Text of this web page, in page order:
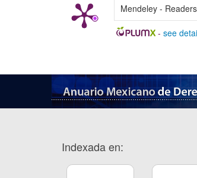
Mendeley -
- see
Indexada en: